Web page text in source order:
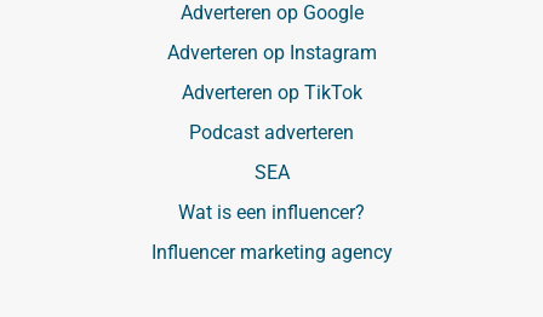
Adverteren op Google
Adverteren op Instagram
Adverteren op TikTok
Podcast adverteren
SEA
Wat is een influencer?
Influencer marketing agency